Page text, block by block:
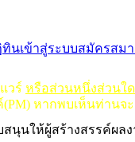
ทินเข้าสู่ระบบสมัครสม
วร์ หรือส่วนหนึ่งส่วนใ
หากพบเห็นท่านจ
นุนให้ผู้สร้างสรรค์ผล